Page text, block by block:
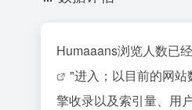
Humaaans浏览人数已
"进入；以目前的网
擎收录以及索引量、用